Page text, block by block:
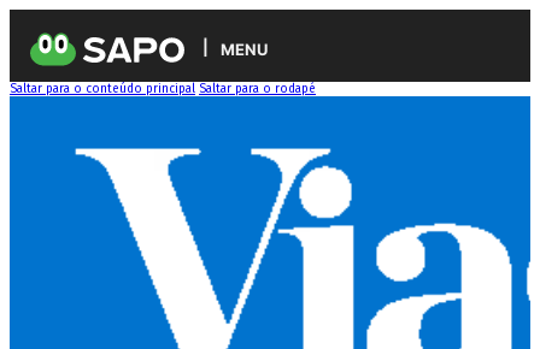
MENU
Saltar para o conteúdo principal Saltar para o rodapé